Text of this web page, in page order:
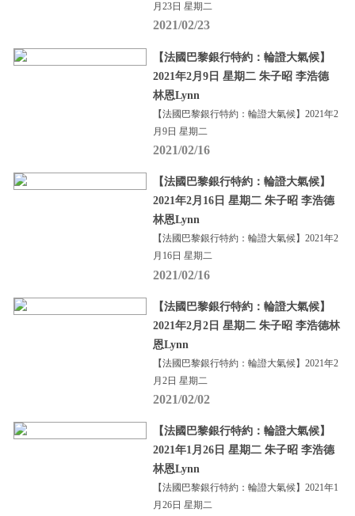
月23日 星期二
2021/02/23
【法國巴黎銀行特約：輪證大氣候】
2021年2月9日 星期二 朱子昭 李浩德
林恩Lynn
【法國巴黎銀行特約：輪證大氣候】2021年2
月9日 星期二
2021/02/16
【法國巴黎銀行特約：輪證大氣候】
2021年2月16日 星期二 朱子昭 李浩德
林恩Lynn
【法國巴黎銀行特約：輪證大氣候】2021年2
月16日 星期二
2021/02/16
【法國巴黎銀行特約：輪證大氣候】
2021年2月2日 星期二 朱子昭 李浩德林
恩Lynn
【法國巴黎銀行特約：輪證大氣候】2021年2
月2日 星期二
2021/02/02
【法國巴黎銀行特約：輪證大氣候】
2021年1月26日 星期二 朱子昭 李浩德
林恩Lynn
【法國巴黎銀行特約：輪證大氣候】2021年1
月26日 星期二